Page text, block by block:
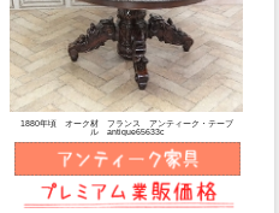
1880年頃 オーク材 フランス アンティーク・テーブ
ル antique65633c